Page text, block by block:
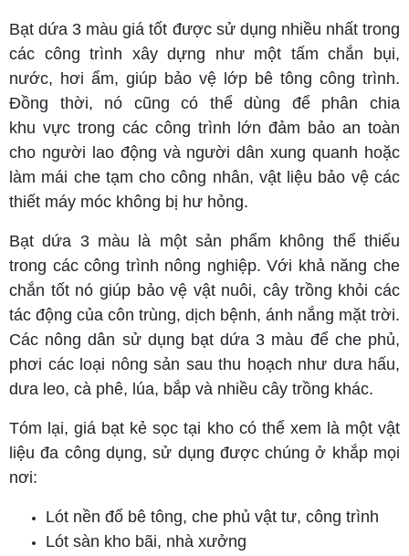
Bạt dứa 3 màu giá tốt được sử dụng nhiều nhất trong
các công trình xây dựng như một tấm chắn bụi,
nước, hơi ẩm, giúp bảo vệ lớp bê tông công trình.
Đồng thời, nó cũng có thể dùng để phân chia
khu vực trong các công trình lớn đảm bảo an toàn
cho người lao động và người dân xung quanh hoặc
làm mái che tạm cho công nhân, vật liệu bảo vệ các
thiết máy móc không bị hư hỏng.
Bạt dứa 3 màu là một sản phẩm không thể thiếu
trong các công trình nông nghiệp. Với khả năng che
chắn tốt nó giúp bảo vệ vật nuôi, cây trồng khỏi các
tác động của côn trùng, dịch bệnh, ánh nắng mặt trời.
Các nông dân sử dụng bạt dứa 3 màu để che phủ,
phơi các loại nông sản sau thu hoạch như dưa hấu,
dưa leo, cà phê, lúa, bắp và nhiều cây trồng khác.
Tóm lại, giá bạt kẻ sọc tại kho có thể xem là một vật
liệu đa công dụng, sử dụng được chúng ở khắp mọi
nơi:
Lót nền đổ bê tông, che phủ vật tư, công trình
Lót sàn kho bãi, nhà xưởng